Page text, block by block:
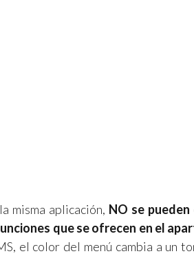
misma aplicación, NO se
que se ofrecen en el
el color del menú cambia a un